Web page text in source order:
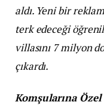
aldı. Yeni bir
terk edeceği
villasını 7 milyon
çıkardı.
Komşularına